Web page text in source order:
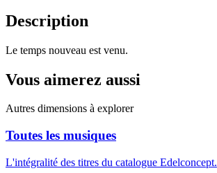
Description
Le temps nouveau est venu.
Vous aimerez aussi
Autres dimensions à explorer
Toutes les musiques
L'intégralité des titres du catalogue Edelconcept.